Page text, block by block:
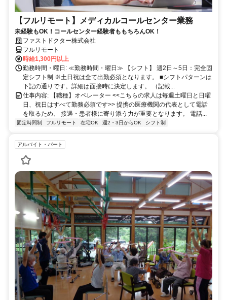
【フルリモート】メディカルコールセンター業務
未経験もOK！コールセンター経験者ももちろんOK！
ファストドクター株式会社
フルリモート
時給1,300円以上
勤務時間・曜日: ≪勤務時間・曜日≫ 【シフト】 週2日～5日：完全固
定シフト制 ※土日祝は全て出勤必須となります。ㅤ ■シフトパターンは
下記の通りです。詳細は面接時に決定します。 （記載...
仕事内容: 【職種】オペレーター <<こちらの求人は毎週土曜日と日曜
日、祝日はすべて勤務必須です>> 提携の医療機関の代表として電話
を取るため、 接遇・患者様に寄り添う力が重要となります。 電話...
固定時間制 フルリモート 在宅OK 週2・3日からOK シフト制
アルバイト・パート